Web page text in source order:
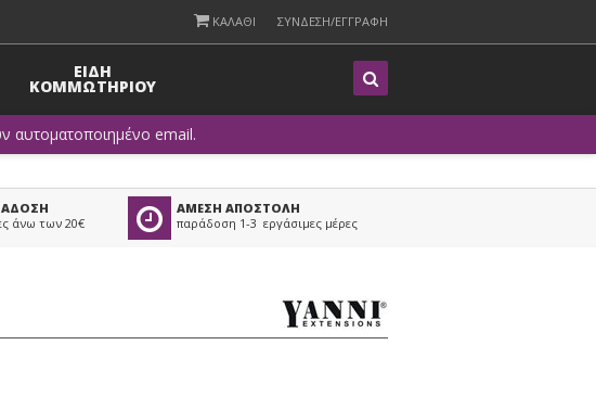
ΚΑΛΑΘΙ ΣΥΝΔΕΣΗ/ΕΓΓΡΑΦΗ
ΕΙΔΗ
ΚΟΜΜΩΤΗΡΙΟΥ
αυτοματοποιημένο email.
άνω των 20€
ΑΜΕΣΗ ΑΠΟΣΤΟΛΗ
παράδοση 1-3 εργάσιμες μέρες